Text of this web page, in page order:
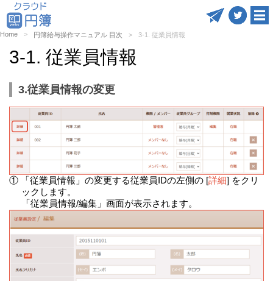
Home 円簿給与操作マニュアル 目次 3-1. 従業員情報
3-1. 従業員情報
3.従業員情報の変更
① 「従業員情報」の変更する従業員IDの左側の [詳細] をクリ
ックします。
「従業員情報/編集」画面が表示されます。